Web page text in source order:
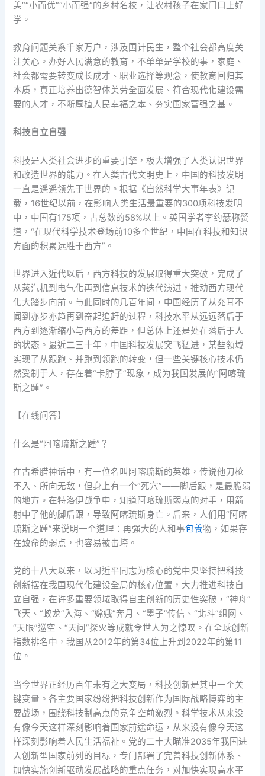
美”“小而优”“小而强”的乡村名校，让农村孩子在家门口上好
学。
教育问题关系千家万户，涉及国计民生，整个社会都高度关
注关心。办好人民满意的教育，不单单是学校的事，家庭、
社会都需要转变成长成才、职业选择等观念，使教育回归其
本质，真正培养出德智体美劳全面发展、符合现代化建设需
要的人才，不断厚植人民幸福之本、夯实国家富强之基。
科技自立自强
科技是人类社会进步的重要引擎，极大增强了人类认识世界
和改造世界的能力。在人类古代文明史上，中国的科技发明
一直是遥遥领先于世界的。根据《自然科学大事年表》记
载，16世纪以前，在影响人类生活最重要的300项科技发明
中，中国有175项，占总数的58%以上。英国学者李约瑟称赞
道，“在现代科学技术登场前10多个世纪，中国在科技和知识
方面的积累远胜于西方”。
世界进入近代以后，西方科技的发展取得重大突破，完成了
从蒸汽机到电气化再到信息技术的迭代演进，推动西方现代
化大踏步向前。与此同时的几百年间，中国经历了从充耳不
闻到亦步亦趋再到奋起追赶的过程，科技水平从远远落后于
西方到逐渐缩小与西方的差距，但总体上还是处在落后于人
的状态。最近二三十年，中国科技发展突飞猛进，某些领域
实现了从跟跑、并跑到领跑的转变，但一些关键核心技术仍
然受制于人，存在着“卡脖子”现象，成为我国发展的“阿喀琉
斯之踵”。
【在线问答】
什么是“阿喀琉斯之踵”？
在古希腊神话中，有一位名叫阿喀琉斯的英雄，传说他刀枪
不入、所向无敌，但身上有一个“死穴”——脚后跟，是最脆弱
的地方。在特洛伊战争中，知道阿喀琉斯弱点的对手，用箭
射中了他的脚后跟，导致阿喀琉斯身亡。后来，人们用“阿喀
琉斯之踵”来说明一个道理：再强大的人和事包養物，如果存
在致命的弱点，也容易被击垮。
党的十八大以来，以习近平同志为核心的党中央坚持把科技
创新摆在我国现代化建设全局的核心位置，大力推进科技自
立自强，在许多重要领域取得自主创新的历史性突破，“神舟”
飞天、“蛟龙”入海、“嫦娥”奔月、“墨子”传信、“北斗”组网、
“天眼”巡空、“天问”探火等成就令世人为之惊叹。在全球创新
指数排名中，我国从2012年的第34位上升到2022年的第11
位。
当今世界正经历百年未有之大变局，科技创新是其中一个关
键变量。各主要国家纷纷把科技创新作为国际战略博弈的主
要战场，围绕科技制高点的竞争空前激烈。科学技术从来没
有像今天这样深刻影响着国家前途命运，从来没有像今天这
样深刻影响着人民生活福祉。党的二十大瞄准2035年我国进
入创新型国家前列的目标，专门部署了完善科技创新体系、
加快实施创新驱动发展战略的重点任务，对加快实现高水平